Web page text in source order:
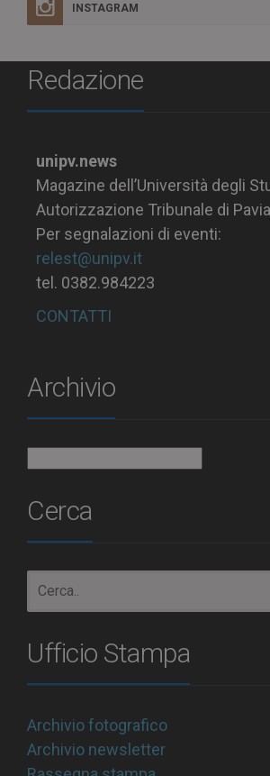
INSTAGRAM
Redazione
unipv.news
Magazine dell’Università degli
Autorizzazione Tribunale di
Per segnalazioni di eventi:
relest@unipv.it
tel. 0382.984223
CONTATTI
Archivio
Cerca
Ufficio Stampa
Archivio fotografico
Archivio newsletter